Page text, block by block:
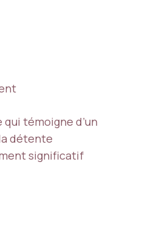
témoigne d’un
détente
significatif